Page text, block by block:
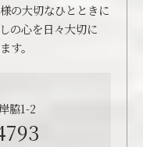
の大切なひとときに
の心を日々大切に
す。
脇1-2